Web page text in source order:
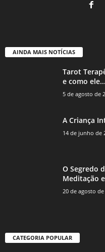
AINDA MAIS NOTÍCIAS
Tarot
e como ele...
5 de agosto de
A Criança
14 de junho de
O Segredo
Meditação
20 de agosto de
CATEGORIA POPULAR